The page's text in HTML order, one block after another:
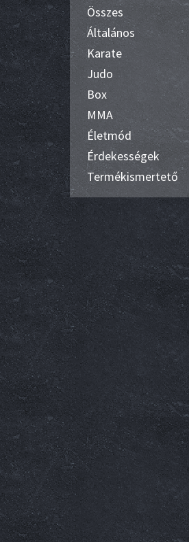
Összes
Általános
Karate
Judo
Box
MMA
Életmód
Érdekességek
Termékismertető